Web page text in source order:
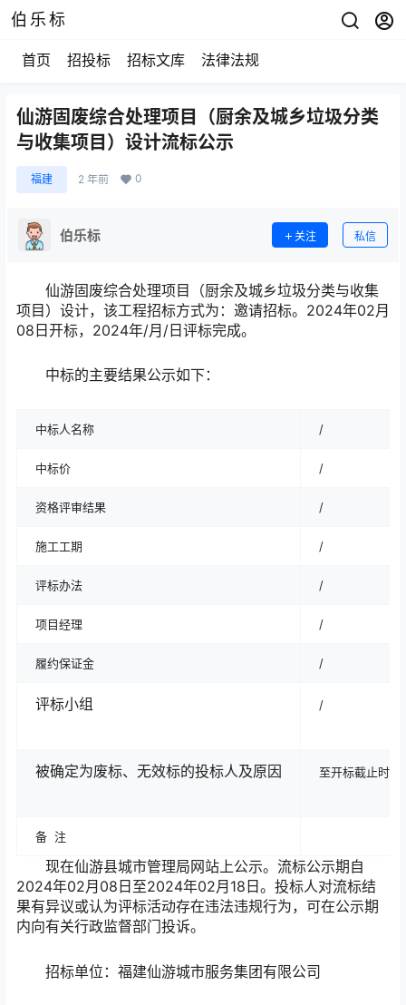
伯乐标
首页 招投标 招标文库 法律法规
仙游固废综合处理项目（厨余及城乡垃圾分类
与收集项目）设计流标公示
福建 2 年前 0
伯乐标 关注 私信
仙游固废综合处理项目（厨余及城乡垃圾分类与收集
项目）设计，该工程招标方式为：邀请招标。2024年02月
08日开标，2024年/月/日评标完成。
中标的主要结果公示如下：
中标人名称 /
中标价 /
资格评审结果 /
施工工期 /
评标办法 /
项目经理 /
履约保证金 /
评标小组 /
被确定为废标、无效标的投标人及原因 至开标截止时
备 注
现在仙游县城市管理局网站上公示。流标公示期自
2024年02月08日至2024年02月18日。投标人对流标结
果有异议或认为评标活动存在违法违规行为，可在公示期
内向有关行政监督部门投诉。
招标单位：福建仙游城市服务集团有限公司